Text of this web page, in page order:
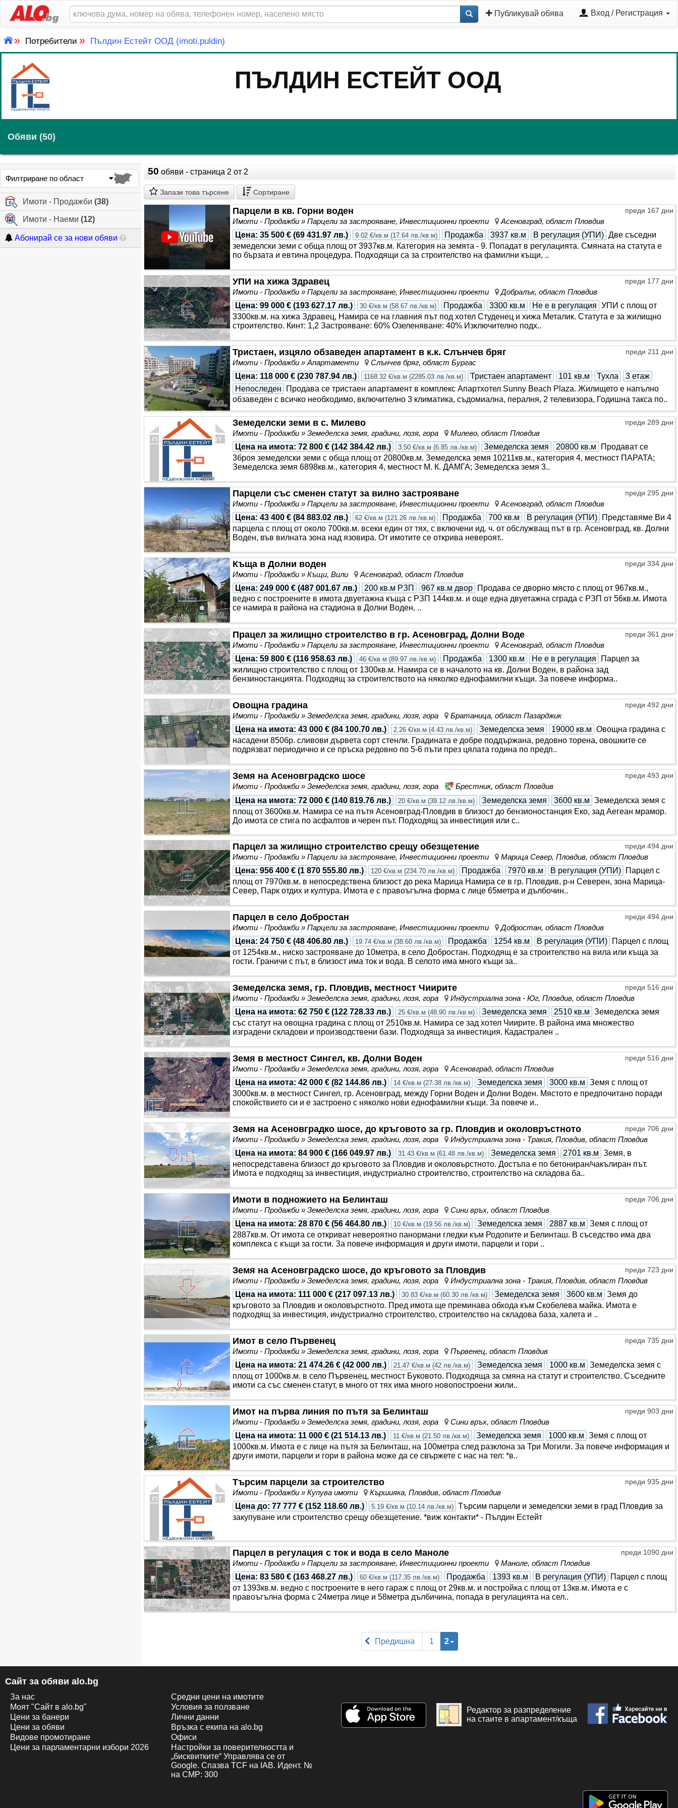
Публикувай обява Вход / Регистрация
» Потребители» Пълдин Естейт ООД (imoti.puldin)
ПЪЛДИН ЕСТЕЙТ ООД
Обяви (50)
Филтриране по област
Имоти - Продажби (38)
Имоти - Наеми (12)
Абонирай се за нови обяви
50 обяви - страница 2 от 2
Запази това търсене Сортиране
преди 167 дни
Парцели в кв. Горни воден
Имоти - Продажби » Парцели за застрояване, Инвестиционни проекти
Асеновград, област Пловдив
Цена: 35 500 € (69 431.97 лв.) 9.02 €/кв.м (17.64 лв./кв.м) Продажба 3937 кв.м В регулация (УПИ) Две съседни
земеделски земи с обща площ от 3937кв.м. Категория на земята - 9. Попадат в регулацията. Смяната на статута е
по бързата и евтина процедура. Подходящи са за строителство на фамилни къщи, ..
преди 177 дни
УПИ на хижа Здравец
Имоти - Продажби » Парцели за застрояване, Инвестиционни проекти
Добралък, област Пловдив
Цена: 99 000 € (193 627.17 лв.) 30 €/кв.м (58.67 лв./кв.м) Продажба 3300 кв.м Не е в регулация УПИ с площ от
3300кв.м. на хижа Здравец, Намира се на главния път под хотел Студенец и хижа Металик. Статута е за жилищно
строителство. Кинт: 1,2 Застрояване: 60% Озеленяване: 40% Изключително подх..
преди 211 дни
Тристаен, изцяло обзаведен апартамент в к.к. Слънчев бряг
Имоти - Продажби » Апартаменти
Слънчев бряг, област Бургас
Цена: 118 000 € (230 787.94 лв.) 1168.32 €/кв.м (2285.03 лв./кв.м) Тристаен апартамент 101 кв.м Тухла
3 етаж
Непоследен
Продава се тристаен апартамент в комплекс Апартхотел Sunny Beach Plaza. Жилището е напълно
обзаведен с всичко необходимо, включително 3 климатика, съдомиална, пералня, 2 телевизора, Годишна такса по..
преди 289 дни
Земеделски земи в с. Милево
Имоти - Продажби » Земеделска земя, градини, лозя, гора
Милево, област Пловдив
Цена на имота: 72 800 € (142 384.42 лв.) 3.50 €/кв.м (6.85 лв./кв.м) Земеделска земя 20800 кв.м
Продават се
3броя земеделски земи с обща площ от 20800кв.м. Земеделска земя 10211кв.м., категория 4, местност ПАРАТА;
Земеделска земя 6898кв.м., категория 4, местност М. К. ДАМГА; Земеделска земя 3..
преди 295 дни
Парцели със сменен статут за вилно застрояване
Имоти - Продажби » Парцели за застрояване, Инвестиционни проекти
Асеновград, област Пловдив
Цена: 43 400 € (84 883.02 лв.) 62 €/кв.м (121.26 лв./кв.м) Продажба 700 кв.м В регулация (УПИ)
Представяме Ви 4
парцела с площ от около 700кв.м. всеки един от тях, с включени ид. ч. от обслужващ път в гр. Асеновград, кв. Долни
Воден, във вилната зона над язовира. От имотите се открива невероят..
преди 334 дни
Къща в Долни воден
Имоти - Продажби » Къщи, Вили
Асеновград, област Пловдив
Цена: 249 000 € (487 001.67 лв.) 200 кв.м РЗП 967 кв.м двор
Продава се дворно място с площ от 967кв.м.,
ведно с построените в имота двуетажна къща с РЗП 144кв.м. и още една двуетажна сграда с РЗП от 56кв.м. Имота
се намира в района на стадиона в Долни Воден, ..
преди 361 дни
Працел за жилищно строителство в гр. Асеновград, Долни Воде
Имоти - Продажби » Парцели за застрояване, Инвестиционни проекти
Асеновград, област Пловдив
Цена: 59 800 € (116 958.63 лв.) 46 €/кв.м (89.97 лв./кв.м) Продажба 1300 кв.м Не е в регулация
Парцел за
жилищно строителство с площ от 1300кв.м. Намира се в началото на кв. Долни Воден, в района зад
бензиностанцията. Подходящ за строителството на няколко еднофамилни къщи. За повече информа..
преди 492 дни
Овощна градина
Имоти - Продажби » Земеделска земя, градини, лозя, гора
Братаница, област Пазарджик
Цена на имота: 43 000 € (84 100.70 лв.) 2.26 €/кв.м (4.43 лв./кв.м) Земеделска земя 19000 кв.м Овощна градина с
насадени 850бр. сливови дървета сорт стенли. Градината е добре поддържана, редовно торена, овошките се
подрязват периодично и се пръска редовно по 5-6 пъти през цялата година по предп..
преди 493 дни
Земя на Асеновградско шосе
Имоти - Продажби » Земеделска земя, градини, лозя, гора
Брестник, област Пловдив
Цена на имота: 72 000 € (140 819.76 лв.) 20 €/кв.м (39.12 лв./кв.м) Земеделска земя 3600 кв.м Земеделска земя с
площ от 3600кв.м. Намира се на пътя Асеновград-Пловдив в близост до бензионостанция Еко, зад Аегеан мрамор.
До имота се стига по асфалтов и черен път. Подходящ за инвестиция или с..
преди 494 дни
Парцел за жилищно строителство срещу обезщетение
Имоти - Продажби » Парцели за застрояване, Инвестиционни проекти
Марица Север, Пловдив, област Пловдив
Цена: 956 400 € (1 870 555.80 лв.) 120 €/кв.м (234.70 лв./кв.м) Продажба 7970 кв.м В регулация (УПИ)
Парцел с
площ от 7970кв.м. в непосредствена близост до река Марица Намира се в гр. Пловдив, р-н Северен, зона Марица-
Север, Парк отдих и култура. Имота е с правоъгълна форма с лице 65метра и дълбочин..
преди 494 дни
Парцел в село Добростан
Имоти - Продажби » Парцели за застрояване, Инвестиционни проекти
Добростан, област Пловдив
Цена: 24 750 € (48 406.80 лв.) 19.74 €/кв.м (38.60 лв./кв.м) Продажба 1254 кв.м В регулация (УПИ)
Парцел с площ
от 1254кв.м., ниско застрояване до 10метра, в село Добростан. Подходящ е за строителство на вила или къща за
гости. Граничи с път, в близост има ток и вода. В селото има много къщи за..
преди 516 дни
Земеделска земя, гр. Пловдив, местност Чиирите
Имоти - Продажби » Земеделска земя, градини, лозя, гора
Индустриална зона - Юг, Пловдив, област Пловдив
Цена на имота: 62 750 € (122 728.33 лв.) 25 €/кв.м (48.90 лв./кв.м) Земеделска земя 2510 кв.м Земеделска земя
със статут на овощна градина с площ от 2510кв.м. Намира се зад хотел Чиирите. В района има множество
изградени складови и производствени бази. Подходяща за инвестиция. Кадастрален ..
преди 516 дни
Земя в местност Сингел, кв. Долни Воден
Имоти - Продажби » Земеделска земя, градини, лозя, гора
Асеновград, област Пловдив
Цена на имота: 42 000 € (82 144.86 лв.) 14 €/кв.м (27.38 лв./кв.м) Земеделска земя 3000 кв.м Земя с площ от
3000кв.м. в местност Сингел, гр. Асеновград, между Горни Воден и Долни Воден. Мястото е предпочитано поради
спокойствието си и е застроено с няколко нови еднофамилни къщи. За повече и..
преди 706 дни
Земя на Асеновградко шосе, до кръговото за гр. Пловдив и околовръстното
Имоти - Продажби » Земеделска земя, градини, лозя, гора
Индустриална зона - Тракия, Пловдив, област Пловдив
Цена на имота: 84 900 € (166 049.97 лв.) 31.43 €/кв.м (61.48 лв./кв.м) Земеделска земя 2701 кв.м Земя, в
непосредставена близост до кръговото за Пловдив и околовърстното. Достъпа е по бетониран/чакълиран път.
Имота е подходящ за инвестиция, индустриално строителство, строителство на складова ба..
преди 706 дни
Имоти в подножието на Белинташ
Имоти - Продажби » Земеделска земя, градини, лозя, гора
Сини връх, област Пловдив
Цена на имота: 28 870 € (56 464.80 лв.) 10 €/кв.м (19.56 лв./кв.м) Земеделска земя 2887 кв.м Земя с площ от
2887кв.м. От имота се откриват невероятно панормани гледки към Родопите и Белинташ. В съседство има два
комплекса с къщи за гости. За повече информация и други имоти, парцели и гори ..
преди 723 дни
Земя на Асеновградско шосе, до кръговото за Пловдив
Имоти - Продажби » Земеделска земя, градини, лозя, гора
Индустриална зона - Тракия, Пловдив, област Пловдив
Цена на имота: 111 000 € (217 097.13 лв.) 30.83 €/кв.м (60.30 лв./кв.м) Земеделска земя 3600 кв.м Земя до
кръговото за Пловдив и околовърстното. Пред имота ще преминава обхода към Скобелева майка. Имота е
подходящ за инвестиция, индустриално строителство, строителство на складова база, халета и ..
преди 735 дни
Имот в село Първенец
Имоти - Продажби » Земеделска земя, градини, лозя, гора
Първенец, област Пловдив
Цена на имота: 21 474.26 € (42 000 лв.) 21.47 €/кв.м (42 лв./кв.м) Земеделска земя 1000 кв.м Земеделска земя с
площ от 1000кв.м. в село Първенец, местност Буковото. Подходяща за смяна на статут и строителство. Съседните
имоти са със сменен статут, в много от тях има много новопостроени жили..
преди 903 дни
Имот на първа линия по пътя за Белинташ
Имоти - Продажби » Земеделска земя, градини, лозя, гора
Сини връх, област Пловдив
Цена на имота: 11 000 € (21 514.13 лв.) 11 €/кв.м (21.50 лв./кв.м) Земеделска земя 1000 кв.м Земя с площ от
1000кв.м. Имота е с лице на пътя за Белинташ, на 100метра след разклона за Три Могили. За повече информация и
други имоти, парцели и гори в района може да се свържете с нас на тел: *в..
преди 935 дни
Търсим парцели за строителство
Имоти - Продажби » Купува имоти
Кършияка, Пловдив, област Пловдив
Цена до: 77 777 € (152 118.60 лв.) 5.19 €/кв.м (10.14 лв./кв.м) Търсим парцели и земеделски земи в град Пловдив за
закупуване или строителство срещу обезщетение. *виж контакти* - Пълдин Естейт
преди 1090 дни
Парцел в регулация с ток и вода в село Маноле
Имоти - Продажби » Парцели за застрояване, Инвестиционни проекти
Маноле, област Пловдив
Цена: 83 580 € (163 468.27 лв.) 60 €/кв.м (117.35 лв./кв.м) Продажба 1393 кв.м В регулация (УПИ)
Парцел с площ
от 1393кв.м. ведно с построените в него гараж с площ от 29кв.м. и постройка с площ от 13кв.м. Имота е с
правоъгълна форма с 24метра лице и 58метра дълбичина, попада в регулацията на сел..
Предишна 1 2
Сайт за обяви alo.bg
За нас
Моят "Сайт в alo.bg"
Цени за банери
Цени за обяви
Видове промотиране
Цени за парламентарни избори 2026
Средни цени на имотите
Условия за ползване
Лични данни
Връзка с екипa на alo.bg
Офиси
Настройки за поверителността и
„бисквитките“ Управлява се от
Google. Спазва TCF на IAB. Идент. №
на CMP: 300
Редактор за разпределение
на стаите в апартамент/къща